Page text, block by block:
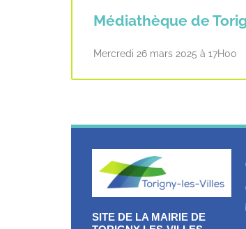
Médiathèque de
Mercredi 26 mars 2025 à 17H00
SITE DE LA MAIRIE DE